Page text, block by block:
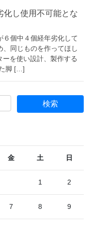
し使用不可能とな
個中４個経年劣化して
、同じものを作ってほし
を使い設計、製作する
脚 […]
金 土 日
1 2
7 8 9